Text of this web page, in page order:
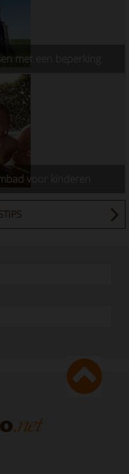
met een beperking
voor kinderen